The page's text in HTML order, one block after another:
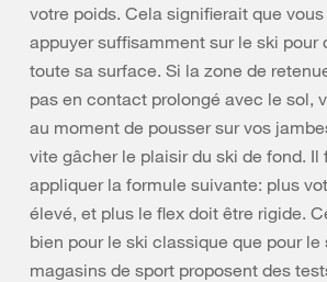
votre poids. Cela signifierait que
appuyer suffisamment sur le ski pour
toute sa surface. Si la zone de
pas en contact prolongé avec le sol,
au moment de pousser sur vos
vite gâcher le plaisir du ski de fond. Il
appliquer la formule suivante: plus
élevé, et plus le flex doit être rigide.
bien pour le ski classique que pour le
magasins de sport proposent des